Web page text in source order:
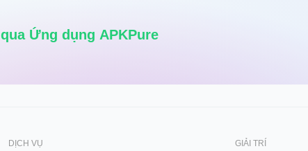
Tải xuống siêu nhanh và an toàn thông qua Ứng dụng APKPure
DỊCH VỤ GIẢI TRÍ